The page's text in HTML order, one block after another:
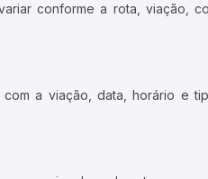
conforme a rota, viação,
a viação, data, horário e